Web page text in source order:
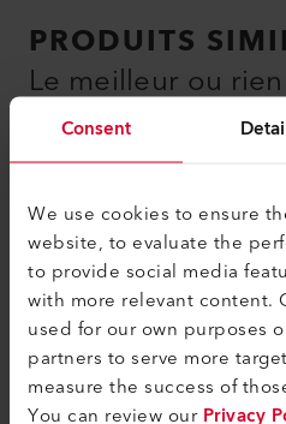
Consent
We use cookies to ensure
website, to evaluate the
to provide social media
with more relevant content.
used for our own purposes
partners to serve more
measure the success of
You can review ourPrivacy
PRODUITS
Le meilleur ou rien